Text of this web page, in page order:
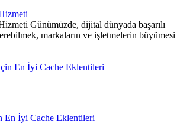
Günümüzde, dijital dünyada başarılı
markaların ve işletmelerin büyümesi
En İyi Cache Eklentileri